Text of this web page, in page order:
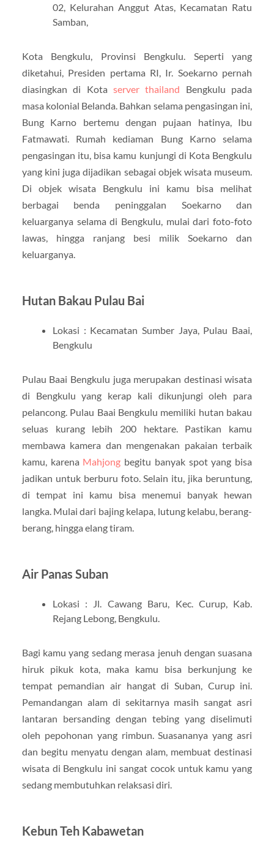
02, Kelurahan Anggut Atas, Kecamatan Ratu
Samban,
Kota Bengkulu, Provinsi Bengkulu. Seperti yang
diketahui, Presiden pertama RI, Ir. Soekarno pernah
diasingkan di Kota server thailand Bengkulu pada
masa kolonial Belanda. Bahkan selama pengasingan ini,
Bung Karno bertemu dengan pujaan hatinya, Ibu
Fatmawati. Rumah kediaman Bung Karno selama
pengasingan itu, bisa kamu kunjungi di Kota Bengkulu
yang kini juga dijadikan sebagai objek wisata museum.
Di objek wisata Bengkulu ini kamu bisa melihat
berbagai benda peninggalan Soekarno dan
keluarganya selama di Bengkulu, mulai dari foto-foto
lawas, hingga ranjang besi milik Soekarno dan
keluarganya.
Hutan Bakau Pulau Bai
Lokasi : Kecamatan Sumber Jaya, Pulau Baai,
Bengkulu
Pulau Baai Bengkulu juga merupakan destinasi wisata
di Bengkulu yang kerap kali dikunjungi oleh para
pelancong. Pulau Baai Bengkulu memiliki hutan bakau
seluas kurang lebih 200 hektare. Pastikan kamu
membawa kamera dan mengenakan pakaian terbaik
kamu, karena Mahjong begitu banyak spot yang bisa
jadikan untuk berburu foto. Selain itu, jika beruntung,
di tempat ini kamu bisa menemui banyak hewan
langka. Mulai dari bajing kelapa, lutung kelabu, berang-
berang, hingga elang tiram.
Air Panas Suban
Lokasi : Jl. Cawang Baru, Kec. Curup, Kab.
Rejang Lebong, Bengkulu.
Bagi kamu yang sedang merasa jenuh dengan suasana
hiruk pikuk kota, maka kamu bisa berkunjung ke
tempat pemandian air hangat di Suban, Curup ini.
Pemandangan alam di sekitarnya masih sangat asri
lantaran bersanding dengan tebing yang diselimuti
oleh pepohonan yang rimbun. Suasananya yang asri
dan begitu menyatu dengan alam, membuat destinasi
wisata di Bengkulu ini sangat cocok untuk kamu yang
sedang membutuhkan relaksasi diri.
Kebun Teh Kabawetan